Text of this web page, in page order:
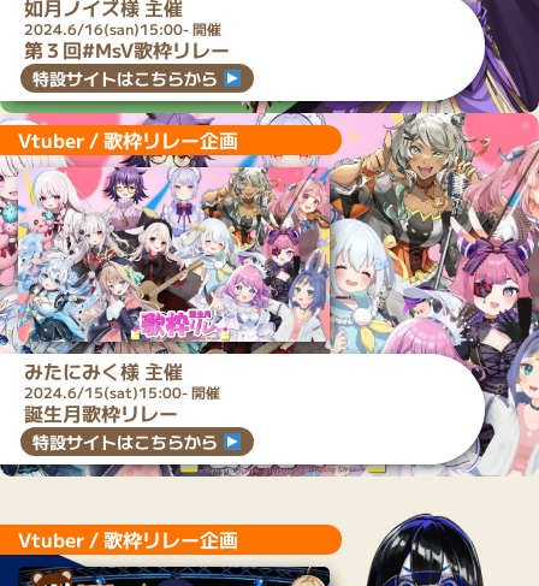
如月ノイズ様 主催
2024.6/16(san)15:00- 開催
第３回#MsV歌枠リレー
特設サイトはこちらから
Vtuber / 歌枠リレー企画
みたにみく様 主催
2024.6/15(sat)15:00- 開催
誕生月歌枠リレー
特設サイトはこちらから
Vtuber / 歌枠リレー企画